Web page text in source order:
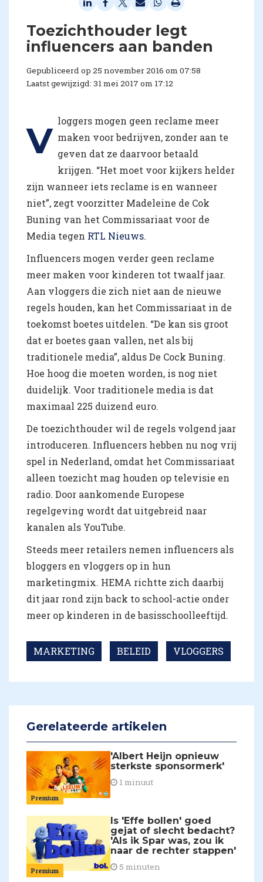
​Toezichthouder legt
influencers aan banden
Gepubliceerd op 25 november 2016 om 07:58
Laatst gewijzigd: 31 mei 2017 om 17:12
V loggers mogen geen reclame meer
maken voor bedrijven, zonder aan te
geven dat ze daarvoor betaald
krijgen. “Het moet voor kijkers helder
zijn wanneer iets reclame is en wanneer
niet”, zegt voorzitter Madeleine de Cok
Buning van het Commissariaat voor de
Media tegen RTL Nieuws.
Influencers mogen verder geen reclame
meer maken voor kinderen tot twaalf jaar.
Aan vloggers die zich niet aan de nieuwe
regels houden, kan het Commissariaat in de
toekomst boetes uitdelen. “De kan sis groot
dat er boetes gaan vallen, net als bij
traditionele media”, aldus De Cock Buning.
Hoe hoog die moeten worden, is nog niet
duidelijk. Voor traditionele media is dat
maximaal 225 duizend euro.
De toezichthouder wil de regels volgend jaar
introduceren. Influencers hebben nu nog vrij
spel in Nederland, omdat het Commissariaat
alleen toezicht mag houden op televisie en
radio. Door aankomende Europese
regelgeving wordt dat uitgebreid naar
kanalen als YouTube.
Steeds meer retailers nemen influencers als
bloggers en vloggers op in hun
marketingmix. HEMA richtte zich daarbij
dit jaar rond zijn back to school-actie onder
meer op kinderen in de basisschoolleeftijd.
MARKETING BELEID VLOGGERS
Gerelateerde artikelen
Premium
'Albert Heijn opnieuw
sterkste sponsormerk'
1 minuut
Premium
Is 'Effe bollen' goed
gejat of slecht bedacht?
'Als ik Spar was, zou ik
naar de rechter stappen'
5 minuten